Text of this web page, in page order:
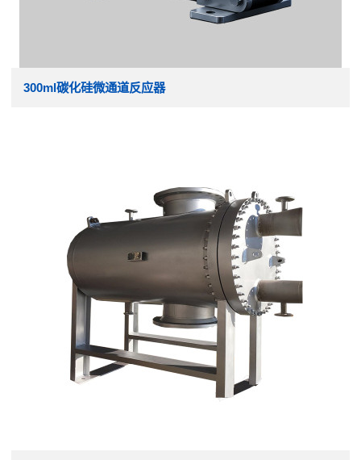
300ml碳化硅微通道反应器